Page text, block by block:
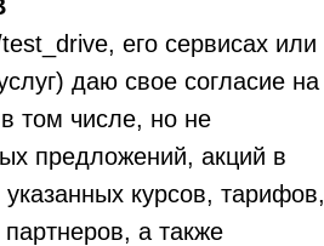
его сервисах или
даю свое согласие на
том числе, но не
предложений, акций в
курсов, тарифов,
а также